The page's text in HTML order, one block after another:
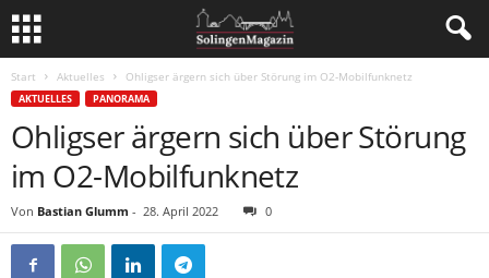
Start Aktuelles Ohligser ärgern sich über Störung im O2-Mobilfunknetz
AKTUELLES PANORAMA
Ohligser ärgern sich über Störung
im O2-Mobilfunknetz
Von Bastian Glumm - 28. April 2022 0